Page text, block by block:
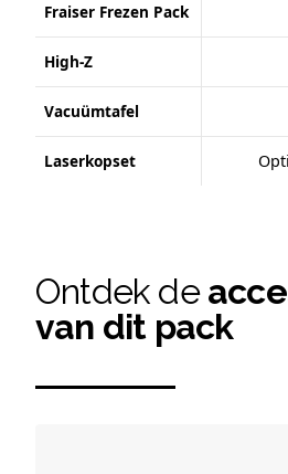
Fraiser Frezen Pack
High-Z
Vacuümtafel
Laserkopset
Ontdek de
van dit pack